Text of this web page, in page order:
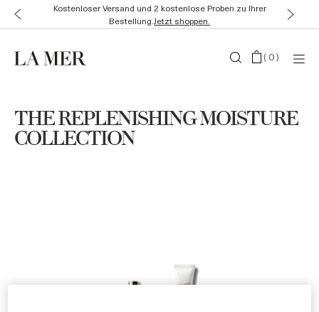
Kostenloser Versand und 2 kostenlose Proben zu Ihrer
Bestellung.Jetzt shoppen.
(0)
THE REPLENISHING MOISTURE
COLLECTION